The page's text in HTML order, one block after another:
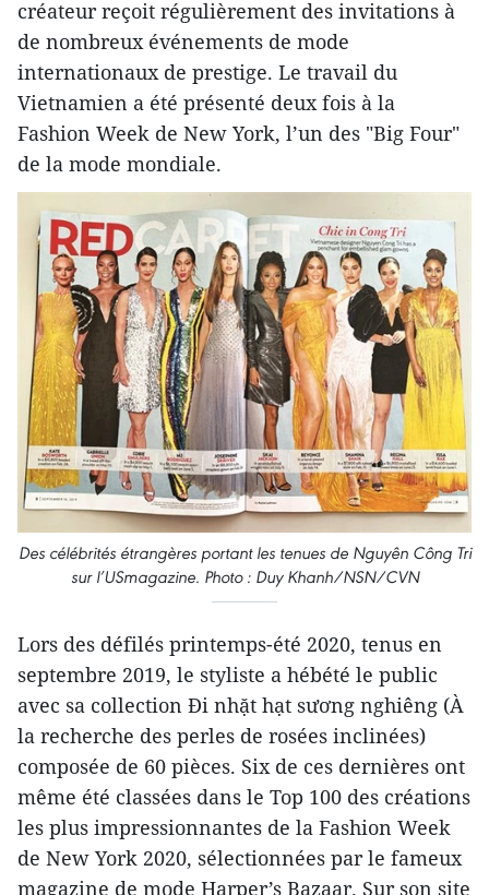
créateur reçoit régulièrement des invitations à
de nombreux événements de mode
internationaux de prestige. Le travail du
Vietnamien a été présenté deux fois à la
Fashion Week de New York, l’un des "Big Four"
de la mode mondiale.
Des célébrités étrangères portant les tenues de Nguyên Công Tri
sur l’USmagazine. Photo : Duy Khanh/NSN/CVN
Lors des défilés printemps-été 2020, tenus en
septembre 2019, le styliste a hébété le public
avec sa collection Đi nhặt hạt sương nghiêng (À
la recherche des perles de rosées inclinées)
composée de 60 pièces. Six de ces dernières ont
même été classées dans le Top 100 des créations
les plus impressionnantes de la Fashion Week
de New York 2020, sélectionnées par le fameux
magazine de mode Harper’s Bazaar. Sur son site